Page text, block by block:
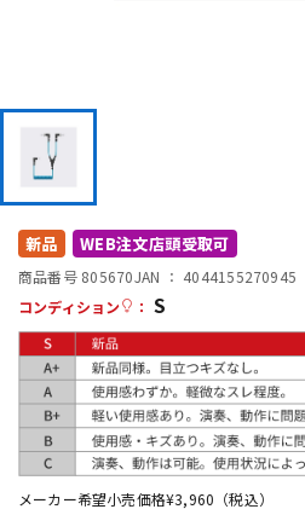
配信/ライブ機器
中古
新品 WEB注文店頭受取可
商品番号 805670JAN ： 4044155270945
コンディション
： S
メーカー希望小売価格¥3,960 （税込）